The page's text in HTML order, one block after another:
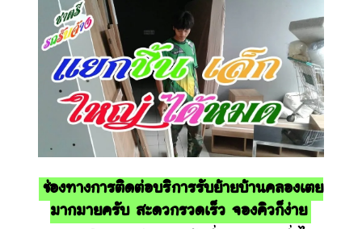
ช่องทางการติดต่อบริการรับย้ายบ้านคลองเตย
มากมายครับ สะดวกรวดเร็ว จองคิวก็ง่าย